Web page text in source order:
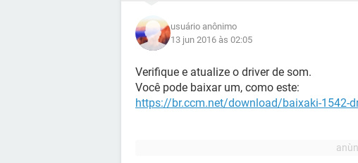
usuário anônimo
13 jun 2016 às 02:05
Verifique e atualize o driver de som.
Você pode baixar um, como este:
https://br.ccm.net/download/baixaki-1542-